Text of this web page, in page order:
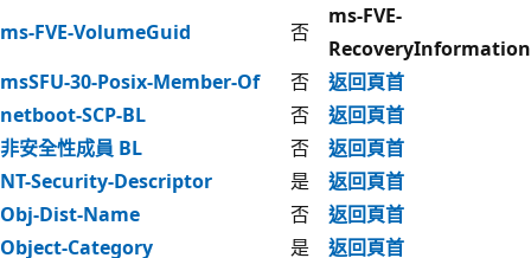
ms-FVE-VolumeGuid
否
ms-FVE-
RecoveryInformation
msSFU-30-Posix-Member-Of
否
返回頁首
netboot-SCP-BL
否
返回頁首
非安全性成員 BL
否
返回頁首
NT-Security-Descriptor
是
返回頁首
Obj-Dist-Name
否
返回頁首
Object-Category
是
返回頁首